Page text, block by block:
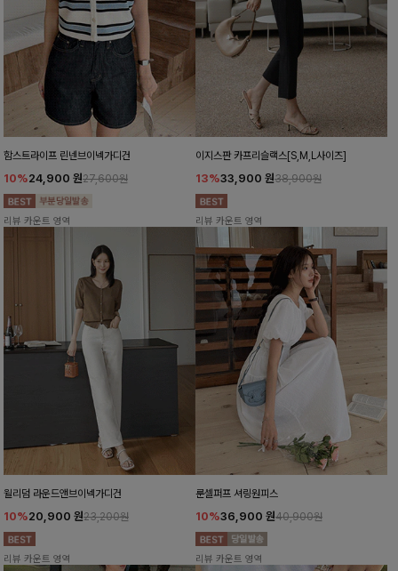
함스트라이프 린넨브이넥가디건
10%24,900 원27,600원
리뷰 카운트 영역
이지스판 카프리슬랙스[S,M,L사이즈]
13%33,900 원38,900원
리뷰 카운트 영역
윌리덤 라운드앤브이넥가디건
10%20,900 원23,200원
리뷰 카운트 영역
룬셀퍼프 셔링원피스
10%36,900 원40,900원
리뷰 카운트 영역